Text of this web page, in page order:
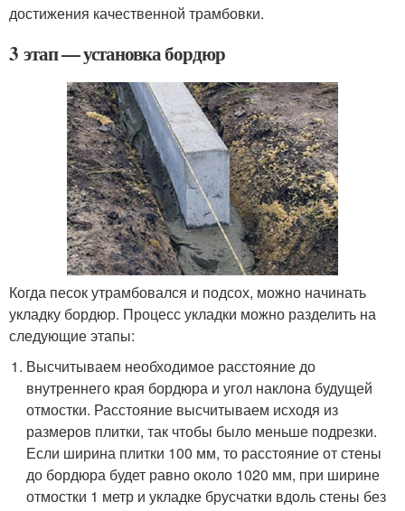
достижения качественной трамбовки.
3 этап — установка бордюр
Когда песок утрамбовался и подсох, можно начинать
укладку бордюр. Процесс укладки можно разделить на
следующие этапы:
Высчитываем необходимое расстояние до
внутреннего края бордюра и угол наклона будущей
отмостки. Расстояние высчитываем исходя из
размеров плитки, так чтобы было меньше подрезки.
Если ширина плитки 100 мм, то расстояние от стены
до бордюра будет равно около 1020 мм, при ширине
отмостки 1 метр и укладке брусчатки вдоль стены без